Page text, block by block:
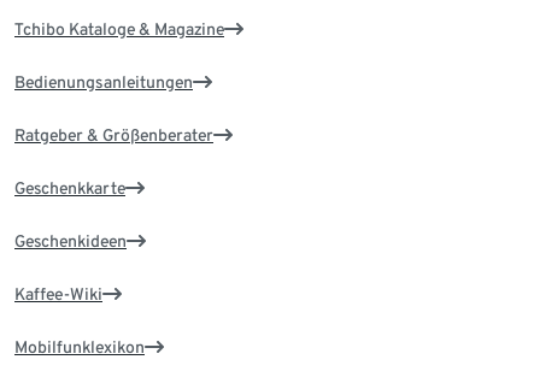
Tchibo Kataloge & Magazine
Bedienungsanleitungen
Ratgeber & Größenberater
Geschenkkarte
Geschenkideen
Kaffee-Wiki
Mobilfunklexikon